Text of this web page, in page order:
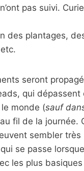
pas suivi.
des plantages,
seront
qui dépassent
monde (sauf
fil de la journée.
sembler très
qui se passe
les plus